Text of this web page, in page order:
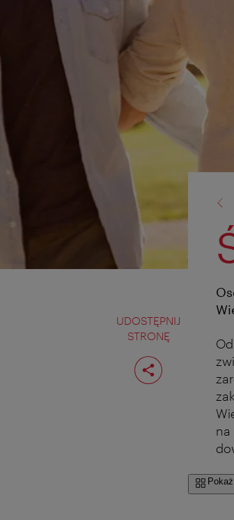
UDOSTĘPNIJ
STRONĘ
Podziel
stronę
na